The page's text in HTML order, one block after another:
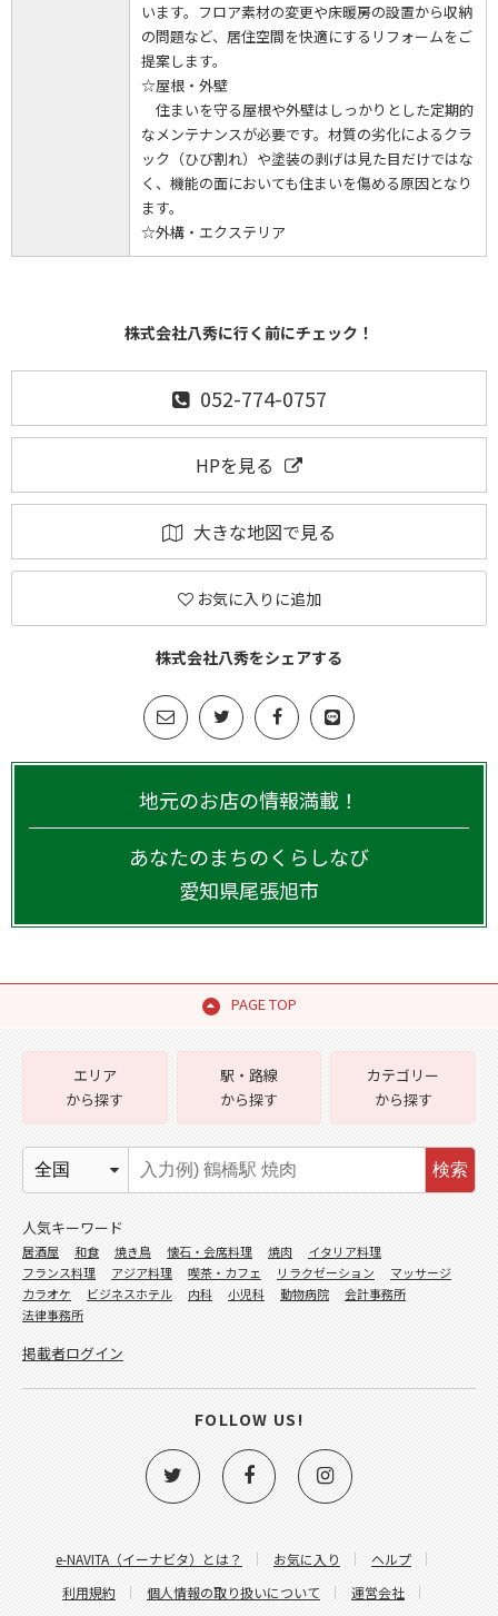
います。フロア素材の変更や床暖房の設置から収納
の問題など、居住空間を快適にするリフォームをご
提案します。
☆屋根・外壁
住まいを守る屋根や外壁はしっかりとした定期的
なメンテナンスが必要です。材質の劣化によるクラ
ック（ひび割れ）や塗装の剥げは見た目だけではな
く、機能の面においても住まいを傷める原因となり
ます。
☆外構・エクステリア
株式会社八秀に行く前にチェック！
052-774-0757
HPを見る
大きな地図で見る
お気に入りに追加
株式会社八秀をシェアする
地元のお店の情報満載！
あなたのまちのくらしなび
愛知県尾張旭市
PAGE TOP
e-NAVITA（イーナビタ）とは？ お気に入り
ヘルプ
利用規約
個人情報の取り扱いについて
運営会社
エリア
から探す
駅・路線
から探す
カテゴリー
から探す
検索
人気キーワード
居酒屋 和食 焼き鳥 懐石・会席料理 焼肉
イタリア料理
フランス料理
アジア料理 喫茶・カフェ リラクゼーション
マッサージ
カラオケ
ビジネスホテル 内科 小児科 動物病院
会計事務所
法律事務所
掲載者ログイン
FOLLOW US!